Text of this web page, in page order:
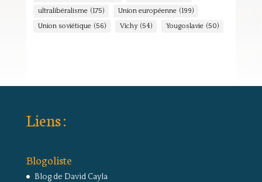
ultralibéralisme (175) Union européenne (199)
Union soviétique (56) Vichy (54) Yougoslavie (50)
Liens :
Blogoliste
Blog de David Cayla